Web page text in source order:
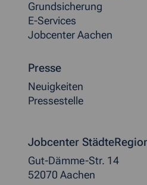
Grundsicherung
E-Services
Jobcenter Aachen
Presse
Neuigkeiten
Pressestelle
Jobcenter
Gut-Dämme-Str. 14
52070 Aachen